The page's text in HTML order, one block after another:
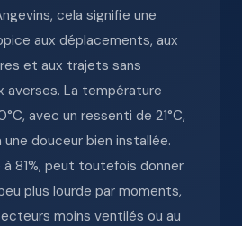
cela signifie une
aux déplacements, aux
et aux trajets sans
averses. La température
avec un ressenti de 21°C,
douceur bien installée.
à 81%, peut toutefois donner
plus lourde par moments,
moins ventilés ou au